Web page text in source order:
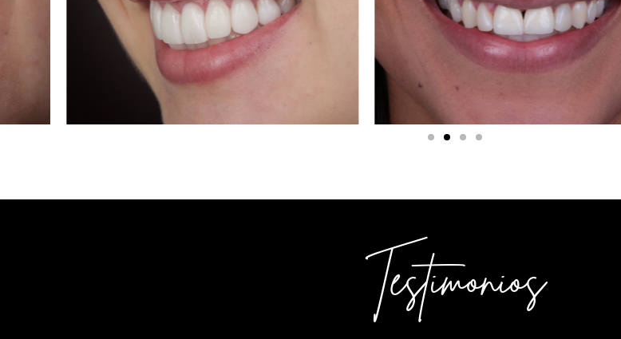
Testimonios